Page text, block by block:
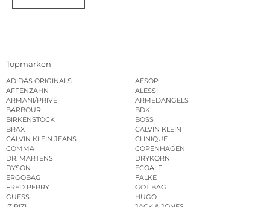
Topmarken
ADIDAS ORIGINALS
AESOP
AFFENZAHN
ALESSI
ARMANI/PRIVÉ
ARMEDANGELS
BARBOUR
BDK
BIRKENSTOCK
BOSS
BRAX
CALVIN KLEIN
CALVIN KLEIN JEANS
CLINIQUE
COMMA
COPENHAGEN
DR. MARTENS
DRYKORN
DYSON
ECOALF
ERGOBAG
FALKE
FRED PERRY
GOT BAG
GUESS
HUGO